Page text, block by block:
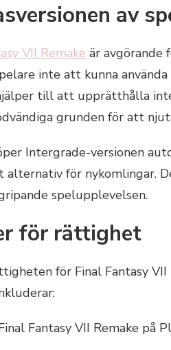
av
VII Remake är
inte att kunna
till att upprätthålla
grunden för att
Intergrade-versionen
för nykomlingar.
spelupplevelsen.
för rättighet
för Final Fantasy VII
Fantasy VII Remake på